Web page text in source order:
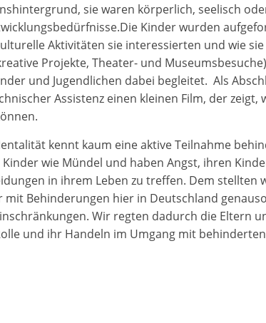
sie waren körperlich, seelisch
Kinder wurden
Aktivitäten sie interessierten und wie
Projekte, Theater- und
und Jugendlichen dabei begleitet. Als
Assistenz einen kleinen Film, der zeigt,
kennt kaum eine aktive Teilnahme
wie Mündel und haben Angst, ihren
in ihrem Leben zu treffen. Dem
mit Behinderungen hier in Deutschland
Wir regten dadurch die Eltern
und ihr Handeln im Umgang mit